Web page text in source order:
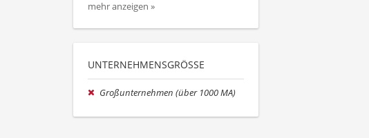
mehr anzeigen »
UNTERNEHMENSGRÖSSE
Großunternehmen (über 1000 MA)